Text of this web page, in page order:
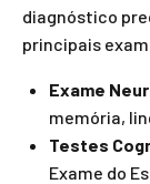
diagnóstico
principais
Exame
memória,
Testes
Exame do